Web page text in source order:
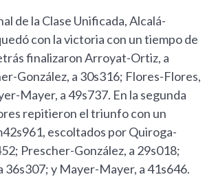
de la Clase Unificada, Alcalá-
con la victoria con un tiempo de
finalizaron Arroyat-Ortiz, a
González, a 30s316; Flores-Flores,
Mayer, a 49s737. En la segunda
repitieron el triunfo con un
escoltados por Quiroga-
Prescher-González, a 29s018;
36s307; y Mayer-Mayer, a 41s646.